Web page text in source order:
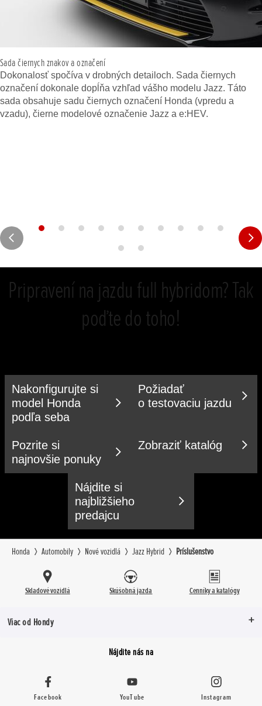
Sada čiernych znakov a označení
Dokonalosť spočíva v drobných detailoch. Sada čiernych
označení dokonale dopĺňa vzhľad vášho modelu Jazz. Táto
sada obsahuje sadu čiernych označení Honda (vpredu a
vzadu), čierne modelové označenie Jazz a e:HEV.
Pripravení na jazdu full hybridom? Tak
poďte do toho!
Nakonfigurujte si
model Honda
podľa seba
Požiadať
o testovaciu jazdu
Pozrite si
najnovšie ponuky
Zobraziť katalóg
Nájdite si
najbližšieho
predajcu
Honda Automobily Nové vozidlá Jazz Hybrid Príslušenstvo
Skladové vozidlá Skúšobná jazda Cenníky a katalógy
Viac od Hondy
Nájdite nás na
Facebook YouTube Instagram